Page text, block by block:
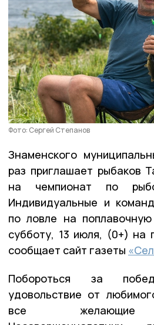
Фото: Сергей Степанов
Знаменского
раз приглашает рыбаков
на чемпионат по
Индивидуальные и
по ловле на
субботу, 13 июля, (0+) на
сообщает сайт газеты
Побороться за
удовольствие от
все желающие